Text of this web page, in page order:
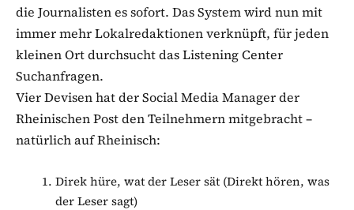
die Journalisten es sofort. Das System wird nun mit
immer mehr Lokalredaktionen verknüpft, für jeden
kleinen Ort durchsucht das Listening Center
Suchanfragen.
Vier Devisen hat der Social Media Manager der
Rheinischen Post den Teilnehmern mitgebracht –
natürlich auf Rheinisch:
Direk hüre, wat der Leser sät (Direkt hören, was
der Leser sagt)